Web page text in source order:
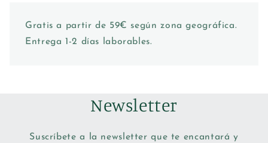
Gratis a partir de 59€ según zona geográfica.
Entrega 1-2 días laborables.
Newsletter
Suscríbete a la newsletter que te encantará y